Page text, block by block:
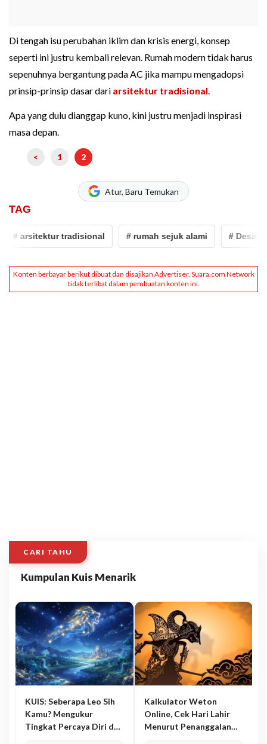
Di tengah isu perubahan iklim dan krisis energi, konsep
seperti ini justru kembali relevan. Rumah modern tidak harus
sepenuhnya bergantung pada AC jika mampu mengadopsi
prinsip-prinsip dasar dari arsitektur tradisional.
Apa yang dulu dianggap kuno, kini justru menjadi inspirasi
masa depan.
< 1 2
Atur, Baru Temukan
TAG
tradisional # rumah sejuk alami # Desain
CARI TAHU
Kumpulan Kuis Menarik
KUIS: Seberapa Leo Sih
Kamu? Mengukur
Tingkat Percaya Diri dan
Kalkulator Weton
Online, Cek Hari Lahir
Menurut Penanggalan